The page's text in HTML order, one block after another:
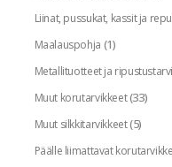
Liinat, pussukat, kassit ja
Maalauspohja (1)
Metallituotteet ja
Muut korutarvikkeet(33)
Muut silkkitarvikkeet(5)
Päälle liimattavat